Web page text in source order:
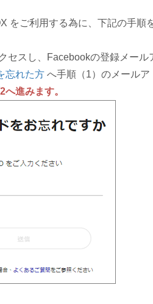
をご利用する為に、下記の手順
セスし、Facebookの登録メール
忘れた方 へ手順（1）のメールア
へ進みます。